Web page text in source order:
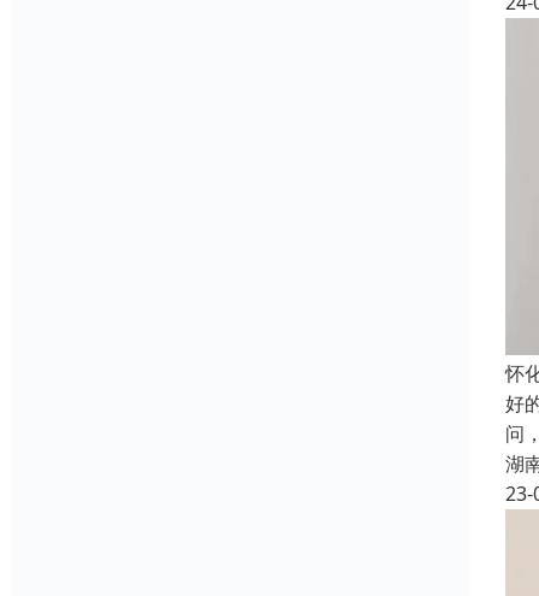
怀
好
问
湖
23-